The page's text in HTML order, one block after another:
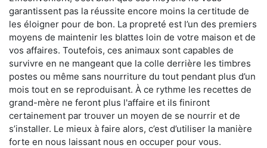
garantissent pas la réussite encore moins la certitude de
les éloigner pour de bon. La propreté est l’un des premiers
moyens de maintenir les blattes loin de votre maison et de
vos affaires. Toutefois, ces animaux sont capables de
survivre en ne mangeant que la colle derrière les timbres
postes ou même sans nourriture du tout pendant plus d’un
mois tout en se reproduisant. À ce rythme les recettes de
grand-mère ne feront plus l'affaire et ils finiront
certainement par trouver un moyen de se nourrir et de
s’installer. Le mieux à faire alors, c’est d’utiliser la manière
forte en nous laissant nous en occuper pour vous.